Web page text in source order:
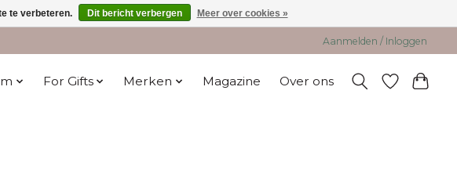
Aanmelden / Inloggen
For Gifts Merken Magazine Over ons
te verbeteren. Dit bericht verbergen Meer over cookies »